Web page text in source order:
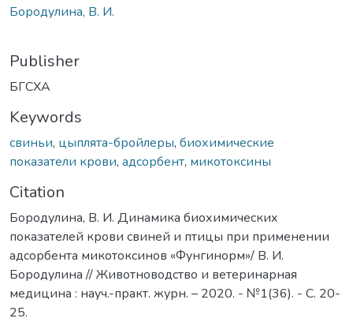
Бородулина, В. И.
Publisher
БГСХА
Keywords
свиньи, цыплята-бройлеры, биохимические
показатели крови, адсорбент, микотоксины
Citation
Бородулина, В. И. Динамика биохимических
показателей крови свиней и птицы при применении
адсорбента микотоксинов «Фунгинорм»/ В. И.
Бородулина // Животноводство и ветеринарная
медицина : науч.-практ. журн. – 2020. - №1(36). - С. 20-
25.